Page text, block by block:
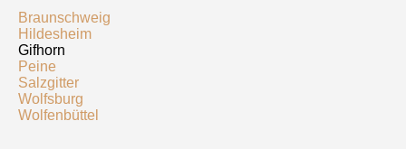
Braunschweig
Hildesheim
Gifhorn
Peine
Salzgitter
Wolfsburg
Wolfenbüttel